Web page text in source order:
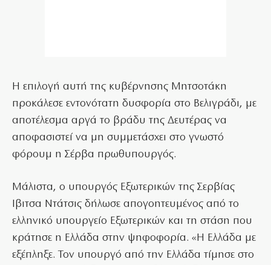
Η επιλογή αυτή της κυβέρνησης Μητσοτάκη
προκάλεσε εντονότατη δυσφορία στο Βελιγράδι, με
αποτέλεσμα αργά το βράδυ της Δευτέρας να
αποφασιστεί να μη συμμετάσχει στο γνωστό
φόρουμ η Σέρβα πρωθυπουργός.
Μάλιστα, ο υπουργός Εξωτερικών της Σερβίας
Ιβιτσα Ντάτσις δήλωσε απογοητευμένος από το
ελληνικό υπουργείο Εξωτερικών και τη στάση που
κράτησε η Ελλάδα στην ψηφοφορία. «Η Ελλάδα με
εξέπληξε. Τον υπουργό από την Ελλάδα τίμησε στο